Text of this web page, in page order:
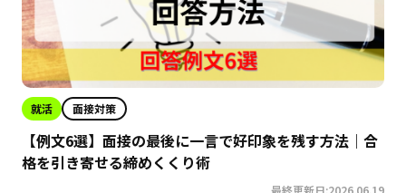
就活 面接対策
【例文6選】面接の最後に一言で好印象を残す方法｜合
格を引き寄せる締めくくり術
最終更新日:2026.06.19